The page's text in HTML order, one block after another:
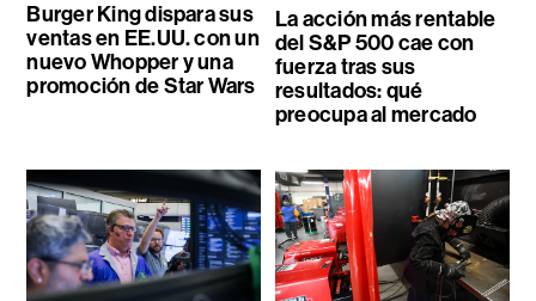
Burger King dispara sus
ventas en EE.UU. con un
nuevo Whopper y una
promoción de Star Wars
La acción más rentable
del S&P 500 cae con
fuerza tras sus
resultados: qué
preocupa al mercado